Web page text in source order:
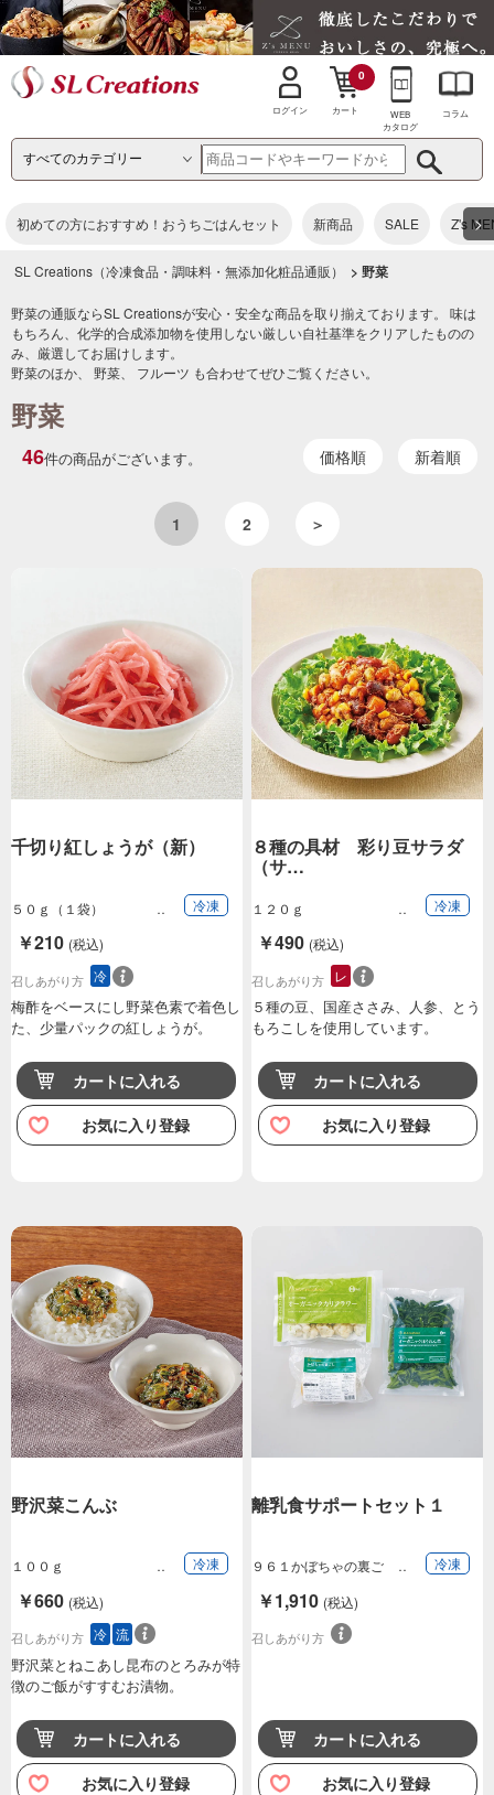
ログイン カート
0
WEB
カタログ
コラム
初めての方におすすめ！おうちごはんセット 新商品 SALE Z's >
SL Creations（冷凍食品・調味料・無添加化粧品通販） > 野菜
野菜の通販ならSL Creationsが安心・安全な商品を取り揃えております。 味は
もちろん、化学的合成添加物を使用しない厳しい自社基準をクリアしたものの
み、厳選してお届けします。
野菜のほか、 野菜、 フルーツ も合わせてぜひご覧ください。
野菜
46件の商品がございます。 価格順 新着順
1 2 ＞
千切り紅しょうが（新）
５０ｇ（１袋） 冷凍
￥210 (税込)
召しあがり方 冷
梅酢をベースにし野菜色素で着色し
た、少量パックの紅しょうが。
カートに入れる
お気に入り登録
８種の具材 彩り豆サラダ
（サ…
１２０ｇ 冷凍
￥490 (税込)
召しあがり方 レ
５種の豆、国産ささみ、人参、とう
もろこしを使用しています。
カートに入れる
お気に入り登録
野沢菜こんぶ
１００ｇ 冷凍
￥660 (税込)
召しあがり方 冷 流
野沢菜とねこあし昆布のとろみが特
徴のご飯がすすむお漬物。
カートに入れる
お気に入り登録
離乳食サポートセット１
９６１かぼちゃの裏ご
冷凍
￥1,910 (税込)
召しあがり方
カートに入れる
お気に入り登録